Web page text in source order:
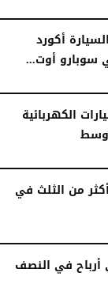
أكورد
أوت...
الكهربائية
من الثلث في
في النصف